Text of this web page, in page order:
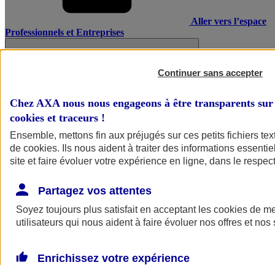
Aller vers l’espace
Professionnels et Entreprises
Continuer sans accepter
Chez AXA nous nous engageons à être transparents
cookies et traceurs !
Ensemble, mettons fin aux préjugés sur ces petits fichiers
de cookies. Ils nous aident à traiter des informations
site et faire évoluer votre expérience en ligne, dans le
Partagez vos attentes
Soyez toujours plus satisfait en acceptant les cookies de
utilisateurs qui nous aident à faire évoluer nos offres et nos
Enrichissez votre expérience